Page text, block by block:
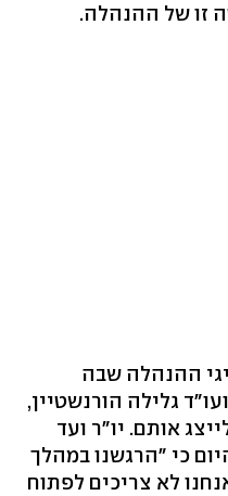
זו של ההנהלה.
ההנהלה שבה
גלילה הורנשטיין,
אותם. יו"ר ועד
כי "הרגשנו במהלך
לא צריכים לפתוח